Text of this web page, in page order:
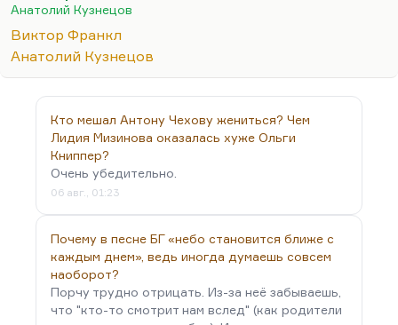
действительно так. Чудом она тогда нарыла в
библиотеке книгу Сергиенко «Кеес Адмирал
Тюльпанов», которая написана отчасти по
адаптированного), но в каких-то частностях,
страшно сказать, ему не уступает. И так я открыл
для себя этого изумительного…
Анатолий Кузнецов
Виктор Франкл
Анатолий Кузнецов
Кто мешал Антону Чехову жениться? Чем
Лидия Мизинова оказалась хуже Ольги
Книппер?
Очень убедительно.
06 авг., 01:23
Почему в песне БГ «небо становится ближе с
каждым днем», ведь иногда думаешь совсем
наоборот?
Порчу трудно отрицать. Из-за неё забываешь,
что "кто-то смотрит нам вслед" (как родители